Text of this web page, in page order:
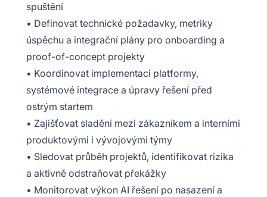
spuštění
• Definovat technické požadavky, metriky
úspěchu a integrační plány pro onboarding a
proof-of-concept projekty
• Koordinovat implementaci platformy,
systémové integrace a úpravy řešení před
ostrým startem
• Zajišťovat sladění mezi zákazníkem a interními
produktovými i vývojovými týmy
• Sledovat průběh projektů, identifikovat rizika
a aktivně odstraňovat překážky
• Monitorovat výkon AI řešení po nasazení a